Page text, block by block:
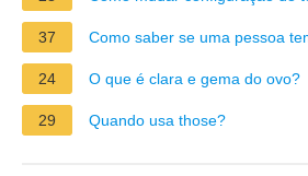
37 Como saber se uma pessoa
24 O que é clara e gema do ovo?
29 Quando usa those?